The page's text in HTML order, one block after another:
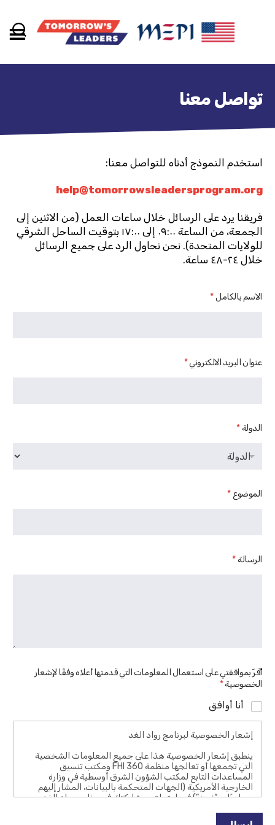
رواد
تواصل معنا
استخدم النموذج أدناه للتواصل معنا:
help@tomorrowsleadersprogram.org
فريقنا يرد على الرسائل خلال ساعات العمل (من الاثنين إلى
الجمعة، من الساعة ٠٩:٠٠ إلى ١٧:٠٠ بتوقيت الساحل الشرقي
للولايات المتحدة). نحن نحاول الرد على جميع الرسائل
خلال ٢٤-٤٨ ساعة.
الاسم بالكامل*
عنوان البريد الالكتروني*
الدولة*
الموضوع *
الرسالة*
أُقرّ بموافقتي على استعمال المعلومات التي قدمتها أعلاه وفقًا لإشعار
الخصوصية*
أنا أوافق
إشعار الخصوصية لبرنامج رواد الغد
ينطبق إشعار الخصوصية هذا على جميع المعلومات الشخصية
التي تجمعها أو تعالجها منظمة FHI 360 ومكتب تنسيق
المساعدات التابع لمكتب الشؤون الشرق أوسطية في وزارة
الخارجية الأمريكية (الجهات المتحكمة بالبيانات، المشار إليهم
جماعيًا بـ “نحن”) فيما يتعلق بمشاركتك في برنامج رواد الغد.
منح دراسية في ثلاث جامعات إقليمية. نحن نلتزم بجميع قوانين